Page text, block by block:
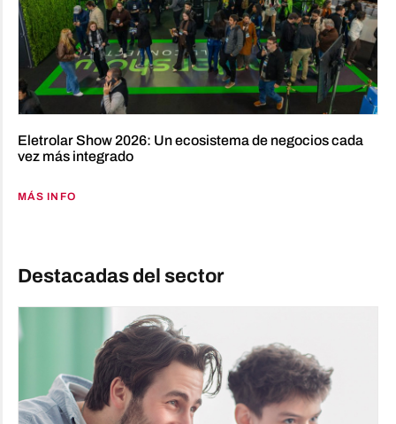
Eletrolar Show 2026: Un ecosistema de negocios cada
vez más integrado
MÁS INFO
Destacadas del sector